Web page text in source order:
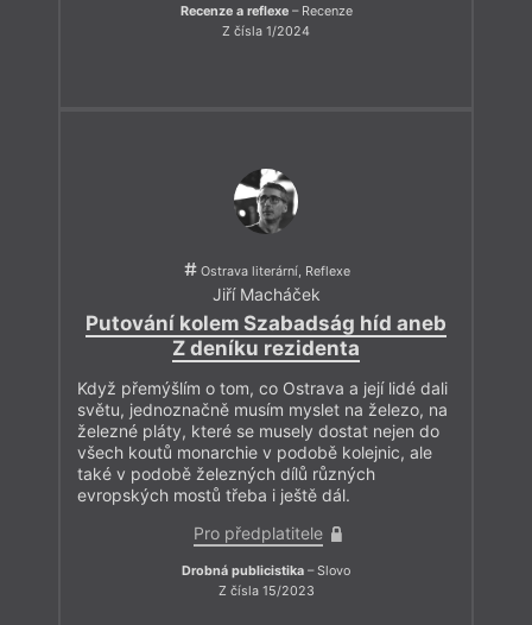
Recenze a reflexe– Recenze
Z čísla 1/2024
Ostrava literární, Reflexe
Jiří Macháček
Putování kolem Szabadság híd aneb
Z deníku rezidenta
Když přemýšlím o tom, co Ostrava a její lidé dali
světu, jednoznačně musím myslet na železo, na
železné pláty, které se musely dostat nejen do
všech koutů monarchie v podobě kolejnic, ale
také v podobě železných dílů různých
evropských mostů třeba i ještě dál.
Pro předplatitele
Drobná publicistika – Slovo
Z čísla 15/2023